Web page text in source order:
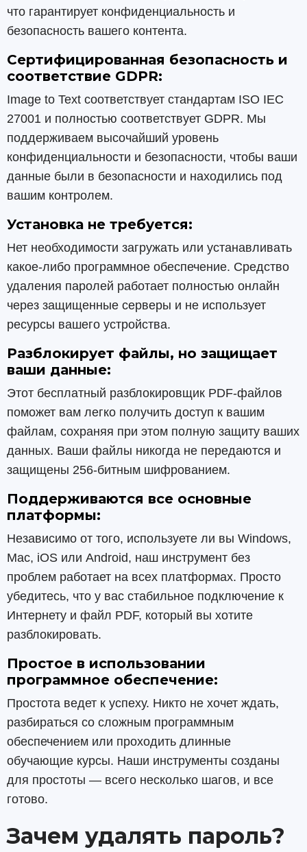
что гарантирует конфиденциальность и
безопасность вашего контента.
Сертифицированная безопасность и
соответствие GDPR:
Image to Text соответствует стандартам ISO IEC
27001 и полностью соответствует GDPR. Мы
поддерживаем высочайший уровень
конфиденциальности и безопасности, чтобы ваши
данные были в безопасности и находились под
вашим контролем.
Установка не требуется:
Нет необходимости загружать или устанавливать
какое-либо программное обеспечение. Средство
удаления паролей работает полностью онлайн
через защищенные серверы и не использует
ресурсы вашего устройства.
Разблокирует файлы, но защищает
ваши данные:
Этот бесплатный разблокировщик PDF-файлов
поможет вам легко получить доступ к вашим
файлам, сохраняя при этом полную защиту ваших
данных. Ваши файлы никогда не передаются и
защищены 256-битным шифрованием.
Поддерживаются все основные
платформы:
Независимо от того, используете ли вы Windows,
Mac, iOS или Android, наш инструмент без
проблем работает на всех платформах. Просто
убедитесь, что у вас стабильное подключение к
Интернету и файл PDF, который вы хотите
разблокировать.
Простое в использовании
программное обеспечение:
Простота ведет к успеху. Никто не хочет ждать,
разбираться со сложным программным
обеспечением или проходить длинные
обучающие курсы. Наши инструменты созданы
для простоты — всего несколько шагов, и все
готово.
Зачем удалять пароль?